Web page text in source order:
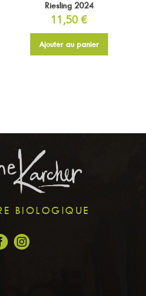
Riesling 2024
11,50€
Ajouter au panier
BIOLOGIQUE